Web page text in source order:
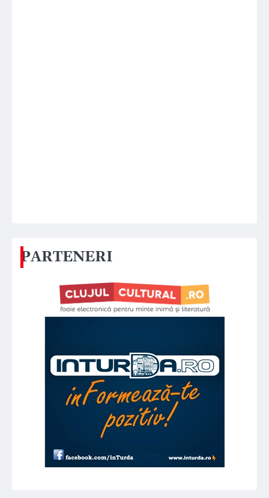
PARTENERI